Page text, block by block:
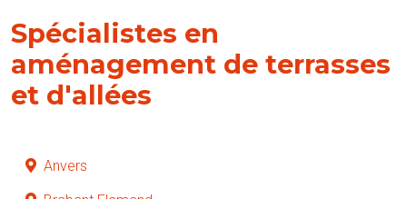
Spécialistes en
aménagement de terrasses
et d'allées
Anvers